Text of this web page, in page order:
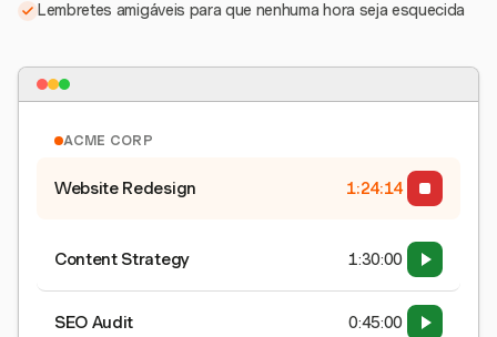
Lembretes amigáveis para que nenhuma hora seja esquecida
ACME CORP
Website Redesign 1:24:15
Content Strategy 1:30:00
SEO Audit 0:45:00